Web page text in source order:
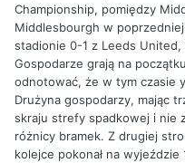
Championship, pomiędzy
Middlesbourgh w poprzedniej
stadionie 0-1 z Leeds
Gospodarze grają na
odnotować, że w tym czasie
Drużyna gospodarzy, mając
skraju strefy spadkowej i nie
różnicy bramek. Z drugiej
kolejce pokonał na